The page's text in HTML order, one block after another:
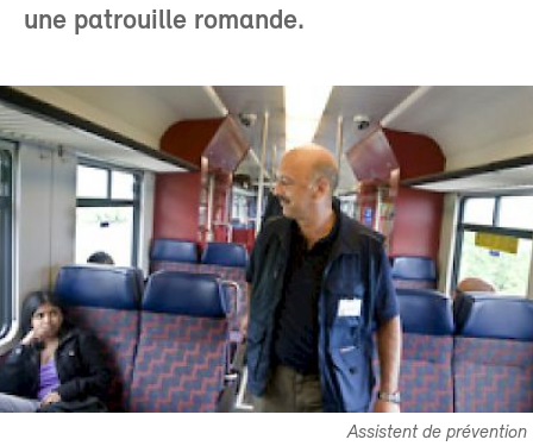
une patrouille romande.
Assistent de prévention